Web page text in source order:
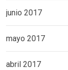
junio 2017
mayo 2017
abril 2017